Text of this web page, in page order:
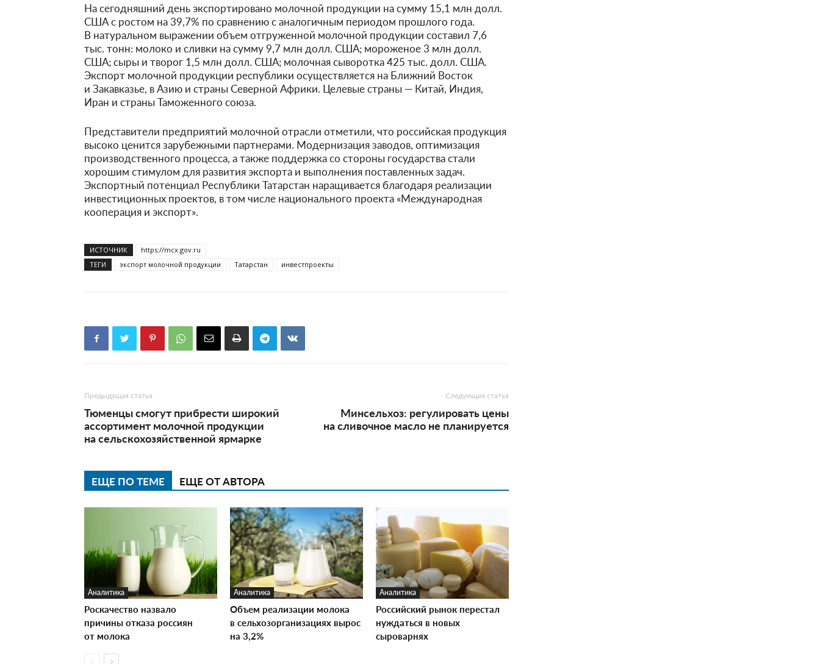
На сегодняшний день экспортировано молочной продукции на сумму 15,1 млн долл.
США с ростом на 39,7% по сравнению с аналогичным периодом прошлого года.
В натуральном выражении объем отгруженной молочной продукции составил 7,6
тыс. тонн: молоко и сливки на сумму 9,7 млн долл. США; мороженое 3 млн долл.
США; сыры и творог 1,5 млн долл. США; молочная сыворотка 425 тыс. долл. США.
Экспорт молочной продукции республики осуществляется на Ближний Восток
и Закавказье, в Азию и страны Северной Африки. Целевые страны — Китай, Индия,
Иран и страны Таможенного союза.
Представители предприятий молочной отрасли отметили, что российская продукция
высоко ценится зарубежными партнерами. Модернизация заводов, оптимизация
производственного процесса, а также поддержка со стороны государства стали
хорошим стимулом для развития экспорта и выполнения поставленных задач.
Экспортный потенциал Республики Татарстан наращивается благодаря реализации
инвестиционных проектов, в том числе национального проекта «Международная
кооперация и экспорт».
ИСТОЧНИК
https://mcx.gov.ru
ТЕГИ
экспорт молочной продукции Татарстан инвестпроекты
Предыдущая статья
Тюменцы смогут прибрести широкий
ассортимент молочной продукции
на сельскохозяйственной ярмарке
Следующая статья
Минсельхоз: регулировать цены
на сливочное масло не планируется
ЕЩЕ ПО ТЕМЕ ЕЩЕ ОТ АВТОРА
Аналитика
Роскачество назвало
причины отказа россиян
от молока
Аналитика
Объем реализации молока
в сельхозорганизациях вырос
на 3,2%
Аналитика
Российский рынок перестал
нуждаться в новых
сыроварнях